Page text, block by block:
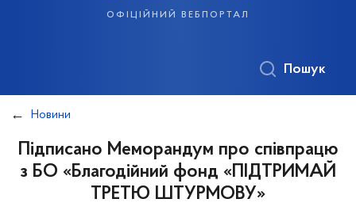
офіційний вебпортал
Пошук
Новини
Підписано Меморандум про співпрацю
з БО «Благодійний фонд «ПІДТРИМАЙ
ТРЕТЮ ШТУРМОВУ»